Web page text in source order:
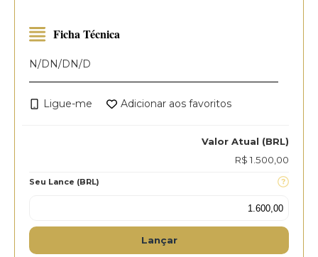
Valor Atual (BRL)
R$ 1.500,00
Seu Lance (BRL)
Lançar
Ficha Técnica
N/DN/DN/D
Ligue-me Adicionar aos favoritos